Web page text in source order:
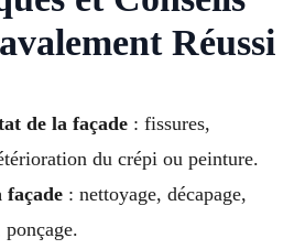
Réussi
de la façade: fissures,
du crépi ou peinture.
: nettoyage, décapage,
ponçage.